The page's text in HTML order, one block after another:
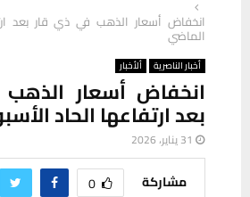
انخفاض أسعار الذهب في ذي قار بعد
الماضي
أخبار الناصرية ألأخبار
انخفاض أسعار
بعد ارتفاعها الحاد
31 يناير، 2026
مشاركة 0